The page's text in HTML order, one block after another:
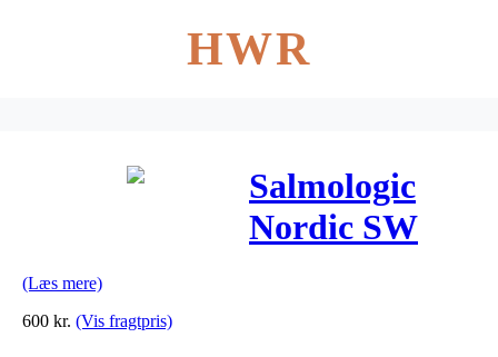
HWR
Salmologic
Nordic SW
(Læs mere)
600 kr. (Vis fragtpris)